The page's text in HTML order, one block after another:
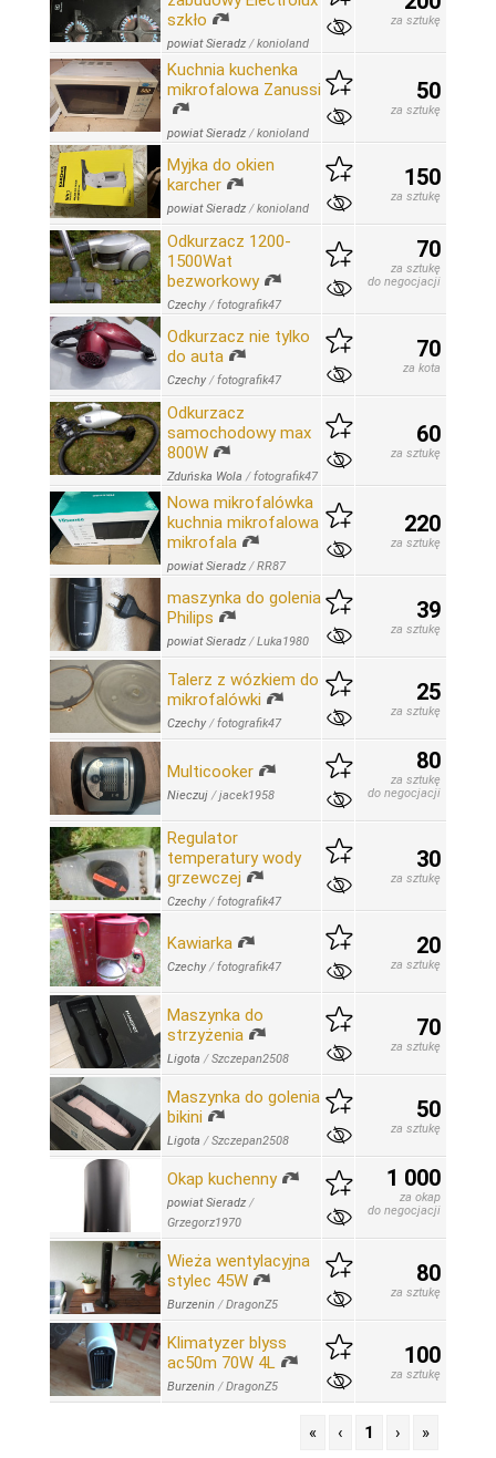
szkło
powiat Sieradz /konioland
za sztukę
Kuchnia kuchenka
mikrofalowa Zanussi
powiat Sieradz /konioland
50
za sztukę
Myjka do okien
karcher
powiat Sieradz /konioland
150
za sztukę
Odkurzacz 1200-
1500Wat
bezworkowy
Czechy /fotografik47
70
za sztukę
do negocjacji
Odkurzacz nie tylko
do auta
Czechy /fotografik47
70
za kota
Odkurzacz
samochodowy max
800W
Zduńska Wola /fotografik47
60
za sztukę
Nowa mikrofalówka
kuchnia mikrofalowa
mikrofala
powiat Sieradz /RR87
220
za sztukę
maszynka do golenia
Philips
powiat Sieradz /Luka1980
39
za sztukę
Talerz z wózkiem do
mikrofalówki
Czechy /fotografik47
25
za sztukę
Multicooker
Nieczuj /jacek1958
80
za sztukę
do negocjacji
Regulator
temperatury wody
grzewczej
Czechy /fotografik47
30
za sztukę
Kawiarka
Czechy /fotografik47
20
za sztukę
Maszynka do
strzyżenia
Ligota /Szczepan2508
70
za sztukę
Maszynka do golenia
bikini
Ligota /Szczepan2508
50
za sztukę
Okap kuchenny
powiat Sieradz /
Grzegorz1970
1 000
za okap
do negocjacji
Wieża wentylacyjna
stylec 45W
Burzenin /DragonZ5
80
za sztukę
Klimatyzer blyss
ac50m 70W 4L
Burzenin /DragonZ5
100
za sztukę
« ‹ 1 › »